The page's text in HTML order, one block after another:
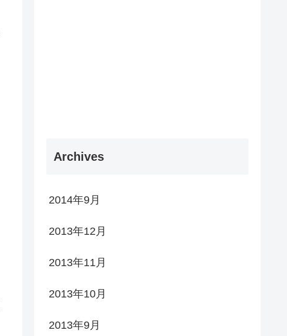
Archives
2014年9月
2013年12月
2013年11月
2013年10月
2013年9月